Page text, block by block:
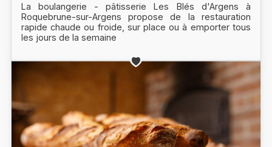
La boulangerie - pâtisserie Les Blés d'Argens à
Roquebrune-sur-Argens propose de la restauration
rapide chaude ou froide, sur place ou à emporter tous
les jours de la semaine